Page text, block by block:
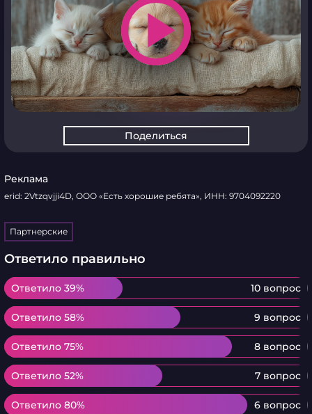
play_arrow
Поделиться
Реклама
erid: 2Vtzqvjji4D, ООО «Есть хорошие ребята», ИНН: 9704092220
Партнерские
Ответило правильно
Ответило 39% 10 вопрос
Ответило 39%
Ответило 58% 9 вопрос
Ответило 58%
Ответило 75% 8 вопрос
Ответило 75%
Ответило 52% 7 вопрос
Ответило 52%
Ответило 80% 6 вопрос
Ответило 80%